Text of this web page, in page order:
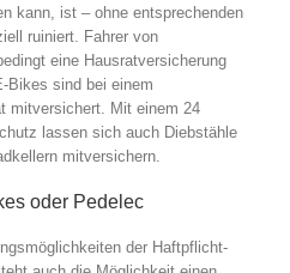
kann, ist – ohne entsprechenden
ruiniert. Fahrer von
eine Hausratversicherung
Bikes sind bei einem
mitversichert. Mit einem 24
lassen sich auch Diebstähle
mitversichern.
oder Pedelec
der Haftpflicht-